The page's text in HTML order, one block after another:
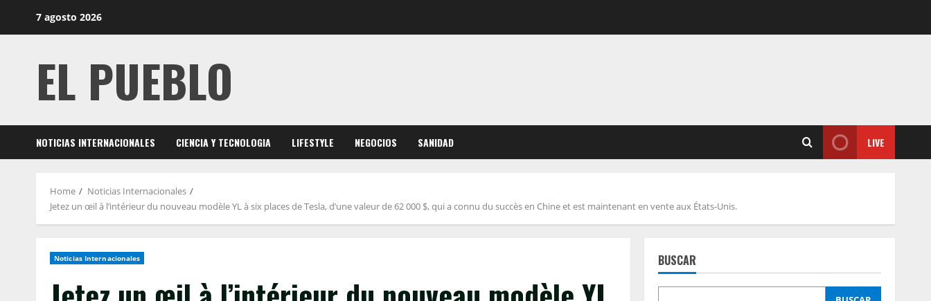
7 agosto 2026
EL PUEBLO
NOTICIAS INTERNACIONALES CIENCIA Y TECNOLOGIA LIFESTYLE NEGOCIOS SANIDAD LIVE
Home
Noticias Internacionales
Jetez un œil à l’intérieur du nouveau modèle YL à six places de Tesla, d’une valeur de 62 000 $, qui a connu du succès en Chine et est maintenant en vente aux États-Unis.
Noticias Internacionales BUSCAR